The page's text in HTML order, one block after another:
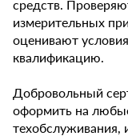
средств.
измерительных
оценивают
квалификацию.
Добровольный
оформить на
техобслуживания,